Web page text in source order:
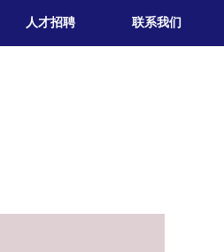
人才招聘 联系我们